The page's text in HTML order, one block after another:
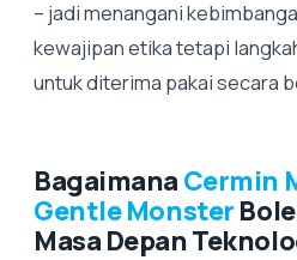
– jadi menangani
kewajipan etika tetapi
untuk diterima pakai secara
Bagaimana Cermin
Gentle Monster
Masa Depan